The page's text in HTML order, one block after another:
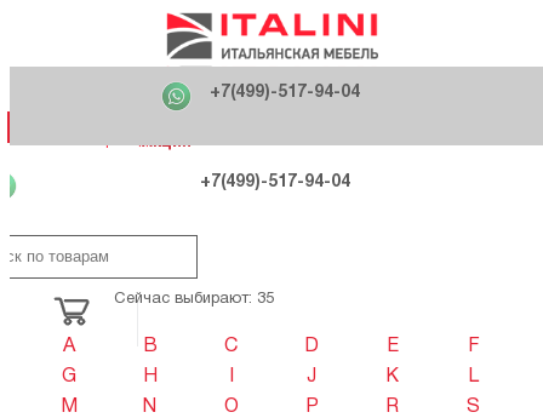
+7(499)-517-94-04
Фабрики
Распродажа
Как купить
О компании
Акция
+7(499)-517-94-04
121170 , г. Москва,
ул. Кутузовский проспект, д. 36 стр.3
+7(499)-517-94-04
Сейчас выбирают: 35
A B C D E
F
G
H J K
L
M
N O P R
S